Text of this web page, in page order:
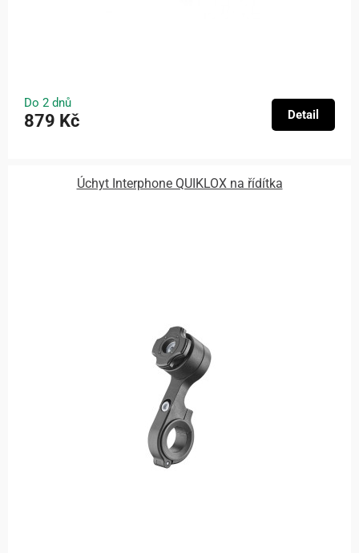
Do 2 dnů
879 Kč Detail
Úchyt Interphone QUIKLOX na řídítka